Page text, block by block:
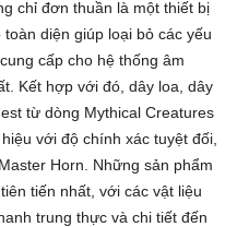
chỉ đơn thuần là một thiết bị
diện giúp loại bỏ các yếu
cấp cho hệ thống âm
Kết hợp với đó, dây loa, dây
từ dòng Mythical Creatures
với độ chính xác tuyệt đối,
Horn. Những sản phẩm
tiến nhất, với các vật liệu
trung thực và chi tiết đến